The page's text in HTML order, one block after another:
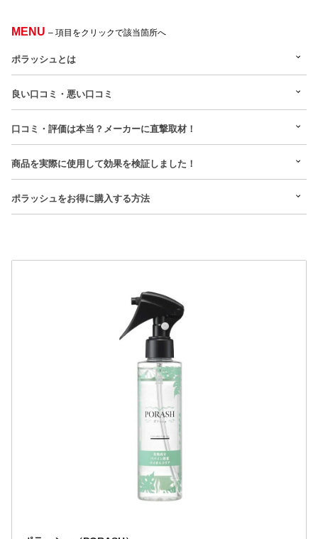
MENU – 項目をクリックで該当箇所へ
ポラッシュとは
良い口コミ・悪い口コミ
口コミ・評価は本当？メーカーに直撃取材！
商品を実際に使用して効果を検証しました！
ポラッシュをお得に購入する方法